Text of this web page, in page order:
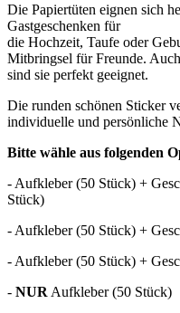
Die Papiertüten eignen sich
Gastgeschenken für
die Hochzeit, Taufe oder
Mitbringsel für Freunde.
sind sie perfekt geeignet.
Die runden schönen Sticker
individuelle und persönliche
Bitte wähle aus folgenden
- Aufkleber (50 Stück) +
Stück)
- Aufkleber (50 Stück) +
- Aufkleber (50 Stück) +
- NUR Aufkleber (50 Stück)